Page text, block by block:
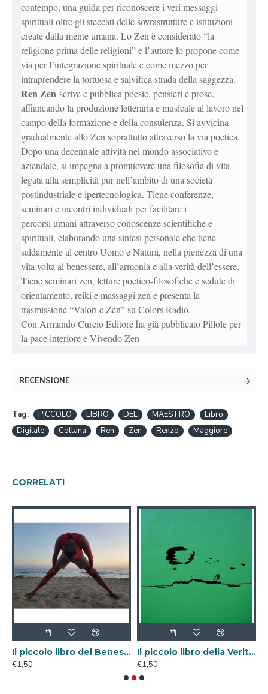
contempo, una guida per riconoscere i veri messaggi
spirituali oltre gli steccati delle sovrastrutture e istituzioni
create dalla mente umana. Lo Zen è considerato “la
religione prima delle religioni” e l’autore lo propone come
via per l’integrazione spirituale e come mezzo per
intraprendere la tortuosa e salvifica strada della saggezza.
Ren Zen scrive e pubblica poesie, pensieri e prose,
affiancando la produzione letteraria e musicale al lavoro nel
campo della formazione e della consulenza. Si avvicina
gradualmente allo Zen soprattutto attraverso la via poetica.
Dopo una decennale attività nel mondo associativo e
aziendale, si impegna a promuovere una filosofia di vita
legata alla semplicità pur nell’ambito di una società
postindustriale e ipertecnologica. Tiene conferenze,
seminari e incontri individuali per facilitare i
percorsi umani attraverso conoscenze scientifiche e
spirituali, elaborando una sintesi personale che tiene
saldamente al centro Uomo e Natura, nella pienezza di una
vita volta al benessere, all’armonia e alla verità dell’essere.
Tiene seminari zen, letture poetico-filosofiche e sedute di
orientamento, reiki e massaggi zen e presenta la
trasmissione “Valori e Zen” su Colors Radio.
Con Armando Curcio Editore ha già pubblicato Pillole per
la pace interiore e Vivendo Zen
RECENSIONE
Tag: PICCOLO LIBRO DEL MAESTRO
Libro
Digitale
Collana Ren Zen Renzo Maggiore
CORRELATI
Il piccolo libro del Benessere ( Libro Digitale )
€1,50
Il piccolo libro della Verità ( Libro Digitale )
€1,50